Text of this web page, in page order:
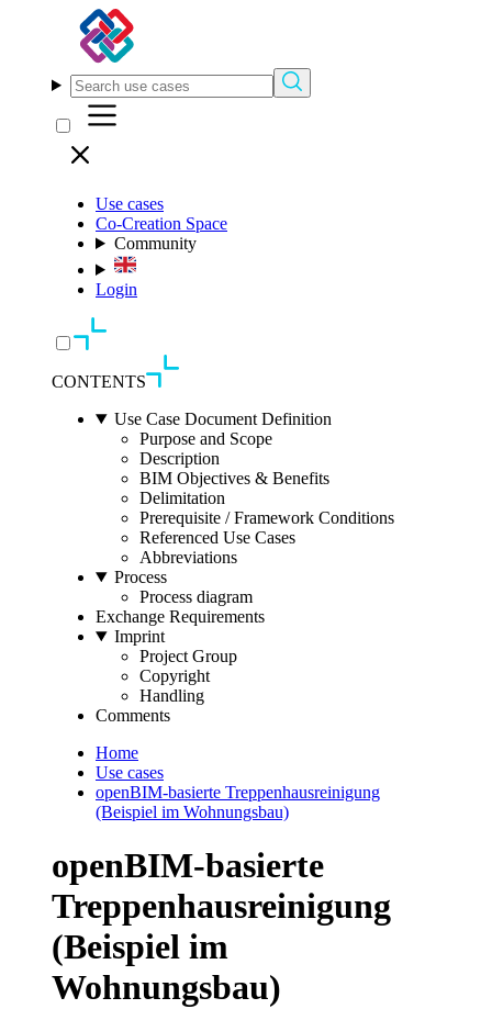
Use cases
Co-Creation Space
Community
Login
CONTENTS
Use Case Document Definition
Purpose and Scope
Description
BIM Objectives & Benefits
Delimitation
Prerequisite / Framework Conditions
Referenced Use Cases
Abbreviations
Process
Process diagram
Exchange Requirements
Imprint
Project Group
Copyright
Handling
Comments
Home
Use cases
openBIM-basierte Treppenhausreinigung
(Beispiel im Wohnungsbau)
openBIM-basierte
Treppenhausreinigung
(Beispiel im
Wohnungsbau)